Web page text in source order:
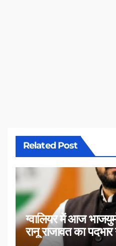
Related Post
ग्वालियर में आज
रानू राजावत का